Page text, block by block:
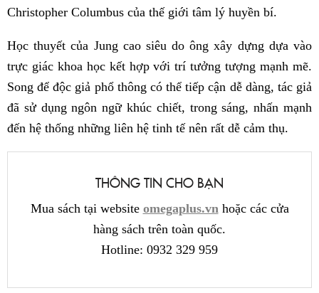
Christopher Columbus của thế giới tâm lý huyền bí.
Học thuyết của Jung cao siêu do ông xây dựng dựa vào
trực giác khoa học kết hợp với trí tưởng tượng mạnh mẽ.
Song để độc giả phổ thông có thể tiếp cận dễ dàng, tác giả
đã sử dụng ngôn ngữ khúc chiết, trong sáng, nhấn mạnh
đến hệ thống những liên hệ tinh tế nên rất dễ cảm thụ.
THÔNG TIN CHO BẠN
Mua sách tại website omegaplus.vnhoặc các cửa
hàng sách trên toàn quốc.
Hotline: 0932 329 959